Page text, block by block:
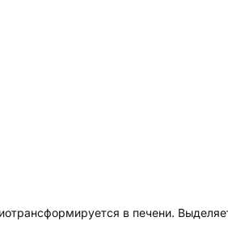
в печени.